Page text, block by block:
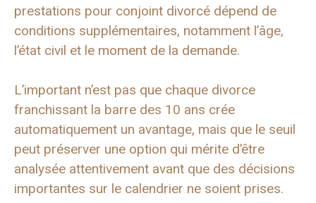
prestations pour conjoint divorcé dépend de
conditions supplémentaires, notamment l’âge,
l’état civil et le moment de la demande.
L’important n’est pas que chaque divorce
franchissant la barre des 10 ans crée
automatiquement un avantage, mais que le seuil
peut préserver une option qui mérite d’être
analysée attentivement avant que des décisions
importantes sur le calendrier ne soient prises.